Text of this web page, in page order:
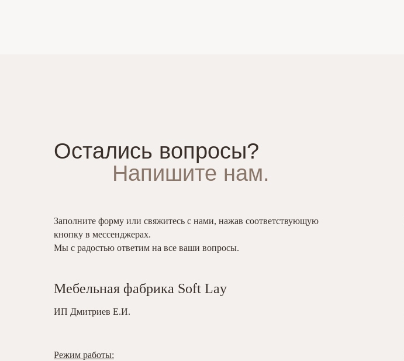
Остались вопросы?
Напишите нам.
Заполните форму или свяжитесь с нами, нажав соответствующую
кнопку в мессенджерах.
Мы с радостью ответим на все ваши вопросы.
Мебельная фабрика Soft Lay
ИП Дмитриев Е.И.
Режим работы: